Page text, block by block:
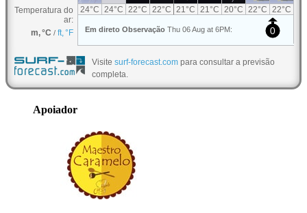
Visite surf-forecast.com para consultar a previsão
completa.
Apoiador